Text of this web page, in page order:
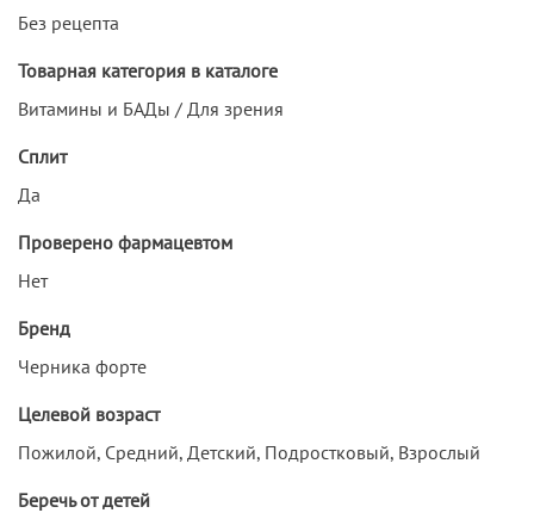
Без рецепта
Товарная категория в каталоге
Витамины и БАДы / Для зрения
Сплит
Да
Проверено фармацевтом
Нет
Бренд
Черника форте
Целевой возраст
Пожилой, Средний, Детский, Подростковый, Взрослый
Беречь от детей